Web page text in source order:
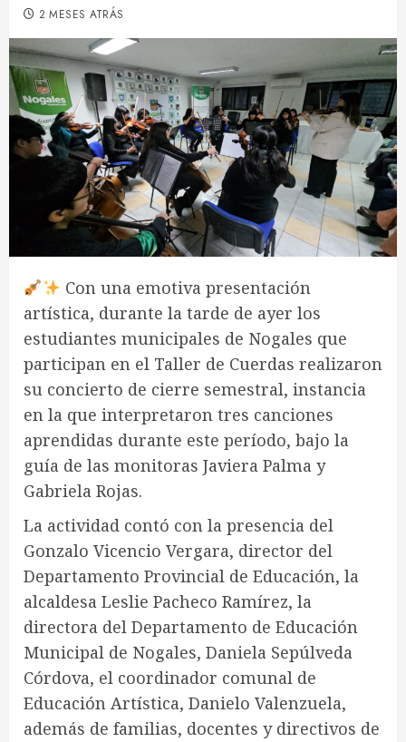
2 MESES ATRÁS
Con una emotiva presentación
artística, durante la tarde de ayer los
estudiantes municipales de Nogales que
participan en el Taller de Cuerdas realizaron
su concierto de cierre semestral, instancia
en la que interpretaron tres canciones
aprendidas durante este período, bajo la
guía de las monitoras Javiera Palma y
Gabriela Rojas.
La actividad contó con la presencia del
Gonzalo Vicencio Vergara, director del
Departamento Provincial de Educación, la
alcaldesa Leslie Pacheco Ramírez, la
directora del Departamento de Educación
Municipal de Nogales, Daniela Sepúlveda
Córdova, el coordinador comunal de
Educación Artística, Danielo Valenzuela,
además de familias, docentes y directivos de